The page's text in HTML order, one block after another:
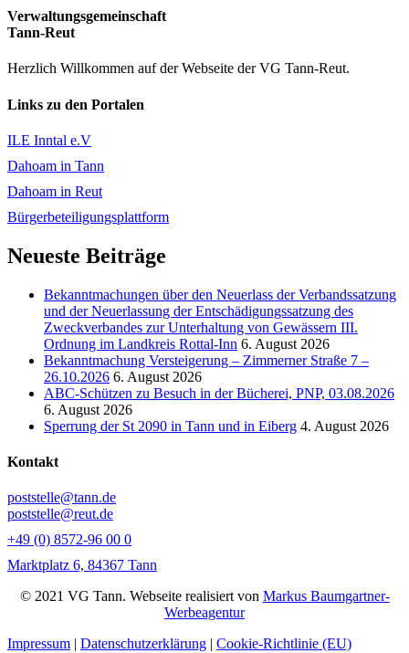
Verwaltungsgemeinschaft
Tann-Reut
Herzlich Willkommen auf der Webseite der VG Tann-Reut.
Links zu den Portalen
ILE Inntal e.V
Dahoam in Tann
Dahoam in Reut
Bürgerbeteiligungsplattform
Neueste Beiträge
Bekanntmachungen über den Neuerlass der Verbandssatzung
und der Neuerlassung der Entschädigungssatzung des
Zweckverbandes zur Unterhaltung von Gewässern III.
Ordnung im Landkreis Rottal-Inn 6. August 2026
Bekanntmachung Versteigerung – Zimmerner Straße 7 –
26.10.2026 6. August 2026
ABC-Schützen zu Besuch in der Bücherei, PNP, 03.08.2026
6. August 2026
Sperrung der St 2090 in Tann und in Eiberg 4. August 2026
Kontakt
poststelle@tann.de
poststelle@reut.de
+49 (0) 8572-96 00 0
Marktplatz 6, 84367 Tann
© 2021 VG Tann. Webseite realisiert von Markus Baumgartner-
Werbeagentur
Impressum | Datenschutzerklärung | Cookie-Richtlinie (EU)